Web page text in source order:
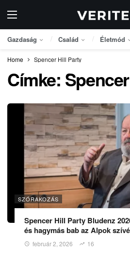
Gazdaság Család Életmód
Home Spencer Hill Party
Címke:
SZÓRAKOZÁS
Spencer Hill Party Bludenz
és hagymás bab az Alpok
február 2, 2026 16